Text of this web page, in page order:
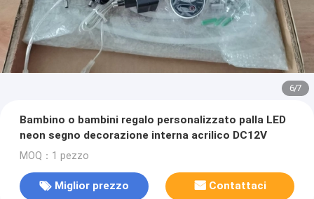
7/7
Bambino o bambini regalo personalizzato palla LED
neon segno decorazione interna acrilico DC12V
MOQ：1 pezzo
Miglior prezzo Contattaci